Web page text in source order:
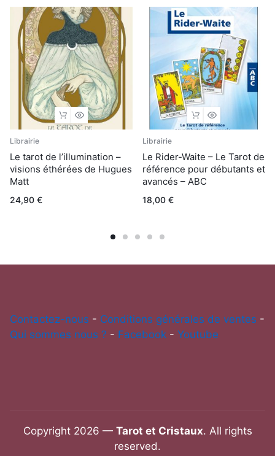
quantité
Librairie
Le tarot de l’illumination –
visions éthérées de Hugues
Matt
24,90 €
Librairie
Le Rider-Waite – Le Tarot de
référence pour débutants et
avancés – ABC
18,00 €
Contactez-nous - Conditions générales de ventes -
Qui sommes nous ? - Facebook - Youtube
Copyright 2026 — Tarot et Cristaux. All rights
reserved.